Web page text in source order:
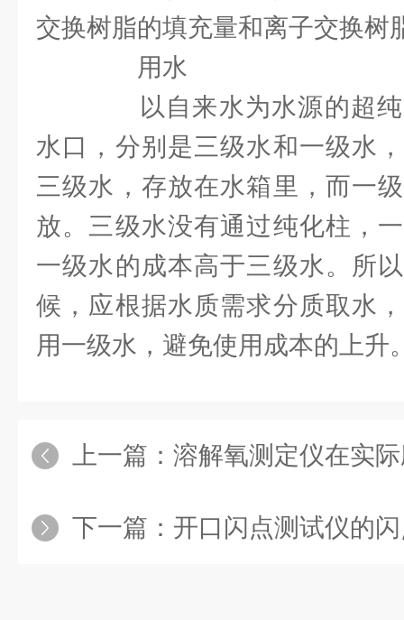
交换树脂的填充量和离子交换树
用水
以自来水为水源的超纯
水口，分别是三级水和一级水
三级水，存放在水箱里，而一
放。三级水没有通过纯化柱，
一级水的成本高于三级水。所
候，应根据水质需求分质取水
用一级水，避免使用成本的上升
上一篇： 溶解氧测定仪在实
下一篇： 开口闪点测试仪的